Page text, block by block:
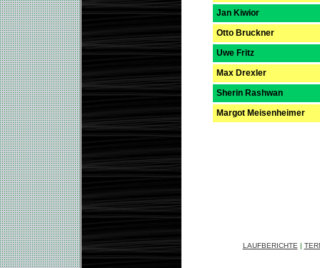
Jan Kiwior
Otto Bruckner
Uwe Fritz
Max Drexler
Sherin Rashwan
Margot Meisenheimer
LAUFBERICHTE |